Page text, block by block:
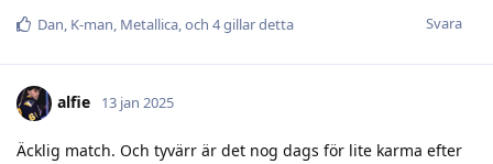
Svara
Dan, K-man, Metallica, och 4gillar detta
alfie 13 jan 2025
Äcklig match. Och tyvärr är det nog dags för lite karma efter